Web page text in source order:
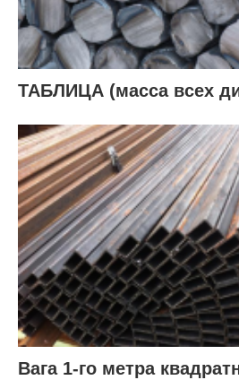
ТАБЛИЦА (масса всех
Вага 1-го метра